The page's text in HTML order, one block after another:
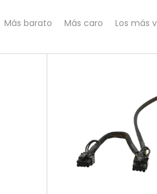
Más barato Más caro Los más